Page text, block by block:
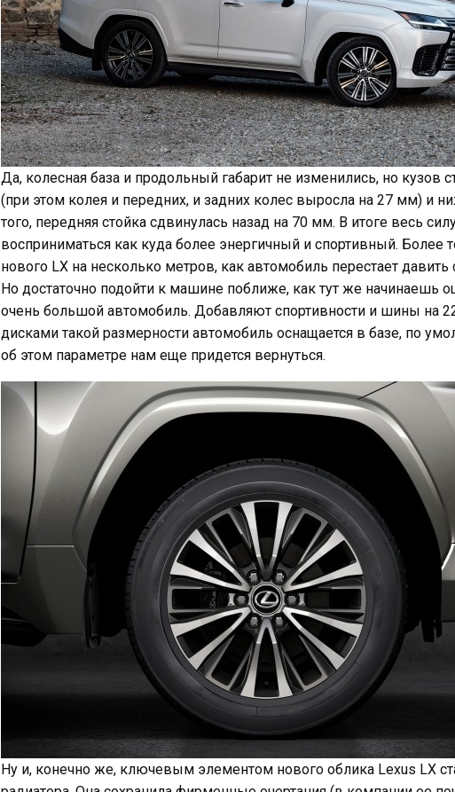
Да, колесная база и продольный габарит не изменились, но кузов
(при этом колея и передних, и задних колес выросла на 27 мм) и
того, передняя стойка сдвинулась назад на 70 мм. В итоге весь
восприниматься как куда более энергичный и спортивный. Более
нового LX на несколько метров, как автомобиль перестает
Но достаточно подойти к машине поближе, как тут же начинаешь
очень большой автомобиль. Добавляют спортивности и шины на
дисками такой размерности автомобиль оснащается в базе, по
об этом параметре нам еще придется вернуться.
Ну и, конечно же, ключевым элементом нового облика Lexus LX